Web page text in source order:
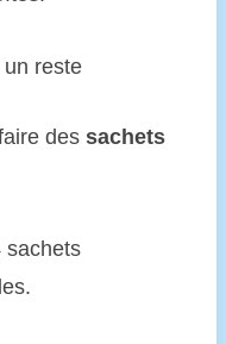
reste
des sachets
sachets